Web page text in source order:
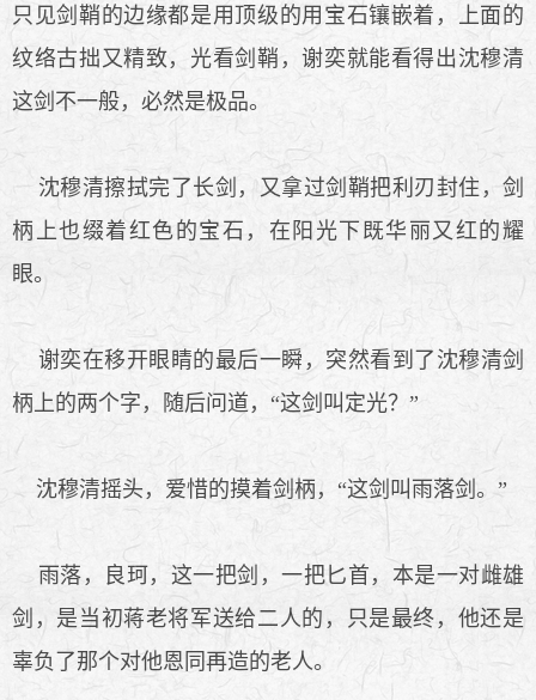
只见剑鞘的边缘都是用顶级的用宝石镶嵌着，上面的
纹络古拙又精致，光看剑鞘，谢奕就能看得出沈穆清
这剑不一般，必然是极品。
沈穆清擦拭完了长剑，又拿过剑鞘把利刃封住，剑
柄上也缀着红色的宝石，在阳光下既华丽又红的耀
眼。
谢奕在移开眼睛的最后一瞬，突然看到了沈穆清剑
柄上的两个字，随后问道，“这剑叫定光？”
沈穆清摇头，爱惜的摸着剑柄，“这剑叫雨落剑。”
雨落，良珂，这一把剑，一把匕首，本是一对雌雄
剑，是当初蒋老将军送给二人的，只是最终，他还是
辜负了那个对他恩同再造的老人。